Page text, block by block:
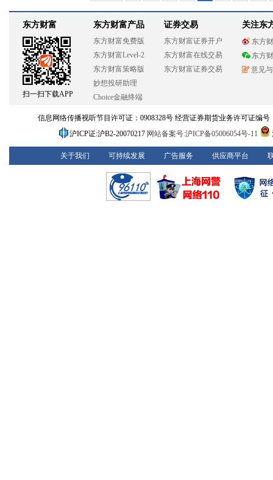
东方财富
扫一扫下载APP
东方财富产品
东方财富免费版
东方财富Level-2
东方财富策略版
妙想投研助理
Choice金融终端
证券交易
东方财富证券开户
东方财富在线交易
东方财富证券交易
关注东
东方
东方
意见
信息网络传播视听节目许可证：0908328号 经营证券期货业务许可证编号
沪ICP证:沪B2-20070217 网站备案号:沪ICP备05006054号-11
关于我们 可持续发展 广告服务 供应商平台